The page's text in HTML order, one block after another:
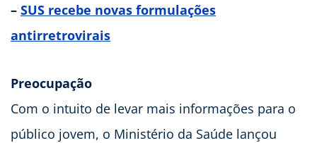
– SUS recebe novas formulações
antirretrovirais
Preocupação
Com o intuito de levar mais informações para o
público jovem, o Ministério da Saúde lançou